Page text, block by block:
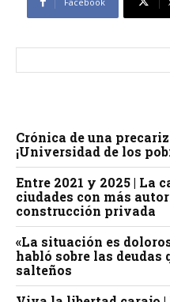
Crónica de una
¡Universidad de los
Entre 2021 y 2025 | La
ciudades con más
construcción privada
«La situación es
habló sobre las deudas
salteños